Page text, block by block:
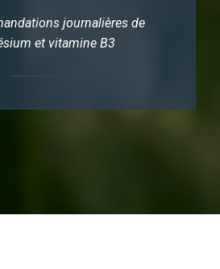
journalières de
et vitamine B3